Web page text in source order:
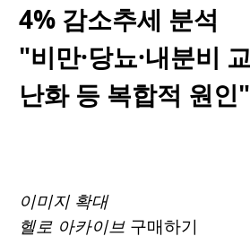
4% 감소추세 분석
"비만·당뇨·내분비
난화 등 복합적 원인"
이미지 확대
헬로 아카이브 구매하기